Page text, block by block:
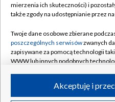
Naziemna Telewizja
Rada Programowa
System NOS
Informacje o nadawcy
Program dla prasy
mierzenia ich skuteczności) i
także zgody na udostępnianie przez
Twoje dane osobowe zbierane
poszczególnych serwisówzwanych
zapisywane za pomocą technologii
WWW lub innych podobnych
ruchu w Internecie.Akceptuję i